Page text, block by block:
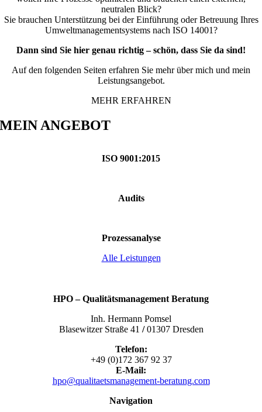
neutralen Blick?
Sie brauchen Unterstützung bei der Einführung oder Betreuung Ihres
Umweltmanagementsystems nach ISO 14001?
Dann sind Sie hier genau richtig – schön, dass Sie da sind!
Auf den folgenden Seiten erfahren Sie mehr über mich und mein
Leistungsangebot.
MEHR ERFAHREN
MEIN ANGEBOT
ISO 9001:2015
Audits
Prozessanalyse
Alle Leistungen
HPO – Qualitätsmanagement Beratung
Inh. Hermann Pomsel
Blasewitzer Straße 41 /01307 Dresden
Telefon:
+49 (0)172 367 92 37
E-Mail:
hpo@qualitaetsmanagement-beratung.com
Navigation